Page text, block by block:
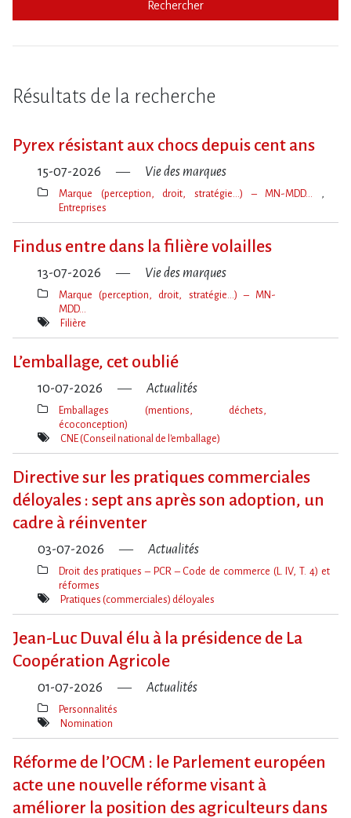
Rechercher
Résultats de la recherche
Pyrex résistant aux chocs depuis cent ans
15-07-2026 Vie des marques
Thèmes(s)
Marque (perception, droit, stratégie…) – MN-MDD…
Entreprises
Findus entre dans la filière volailles
13-07-2026 Vie des marques
Thèmes(s)
Marque (perception, droit, stratégie…) – MN-
MDD…
Mot(s)-
Filière
L​‌’emballage, cet oublié
10-07-2026 Actualités
Thèmes(s)
Emballages (mentions, déchets,
écoconception)
Mot(s)-
CNE (Conseil national de l'emballage)
Directive sur les pratiques commerciales
déloyales : sept ans après son adoption, un
cadre à réinventer
03-07-2026 Actualités
Thèmes(s)
Droit des pratiques – PCR – Code de commerce (L. IV, T. 4) et
réformes
Mot(s)-
Pratiques (commerciales) déloyales
Jean-Luc Duval élu à la présidence de La
Coopération Agricole
01-07-2026 Actualités
Thèmes(s)
Personnalités
Mot(s)-
Nomination
Réforme de l​‌’OCM : le Parlement européen
acte une nouvelle réforme visant à
améliorer la position des agriculteurs dans